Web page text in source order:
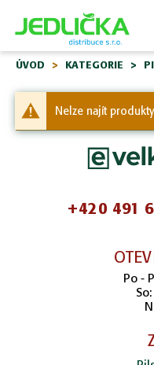
ÚVOD KATEGORIE
Nelze najít
+420 491
Po -